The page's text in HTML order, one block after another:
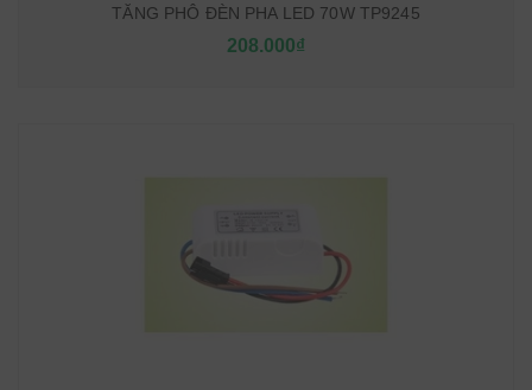
TĂNG PHÔ ĐÈN PHA LED 70W TP9245
208.000₫